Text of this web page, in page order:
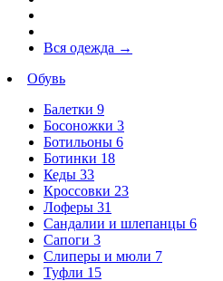
Вся одежда →
Обувь
Балетки 9
Босоножки 3
Ботильоны 6
Ботинки 18
Кеды 33
Кроссовки 23
Лоферы 31
Сандалии и шлепанцы 6
Сапоги 3
Слиперы и мюли 7
Туфли 15